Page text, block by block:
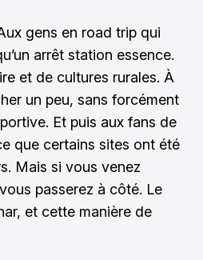
gens en road trip qui
arrêt station essence.
et de cultures rurales. À
un peu, sans forcément
Et puis aux fans de
que certains sites ont été
Mais si vous venez
passerez à côté. Le
et cette manière de